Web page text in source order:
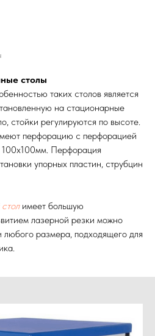
столы
таких столов является
на стационарные
стойки регулируются по высоте.
перфорацию с перфорацией
Перфорация
упорных пластин, струбцин
имеет большую
лазерной резки можно
любого размера, подходящего для